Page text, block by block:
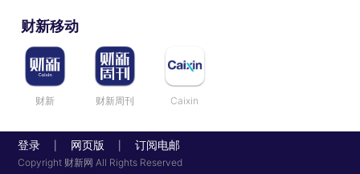
财新移动
财新 财新周刊 Caixin
登录 网页版 订阅电邮
Copyright 财新网 All Rights Reserved